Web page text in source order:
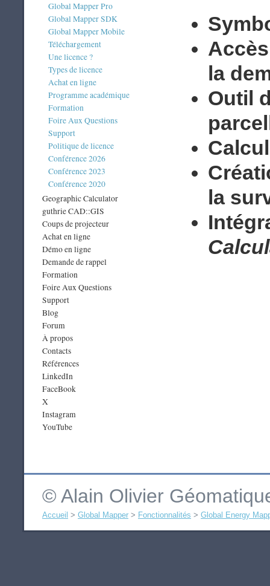
Global Mapper Pro
Global Mapper SDK
Global Mapper Mobile
Téléchargement
Une licence ?
Types de licence
Achat en ligne
Programme académique
Formation
Foire Aux Questions
Support
Politique de licence
Conférence 2026
Conférence 2023
Conférence 2020
Geographic Calculator
guthrie CAD::GIS
Coups de projecteur
Achat en ligne
Démo en ligne
Demande de rappel
Formation
Foire Aux Questions
Support
Blog
Forum
À propos
Contacts
Références
LinkedIn
FaceBook
X
Instagram
YouTube
la
Outil
la
© Alain Olivier
Accueil > Global Mapper > Fonctionnalités > Global Energy